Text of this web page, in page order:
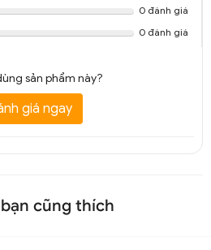
0 đánh giá
0 đánh giá
sản phẩm này?
giá ngay
cũng thích